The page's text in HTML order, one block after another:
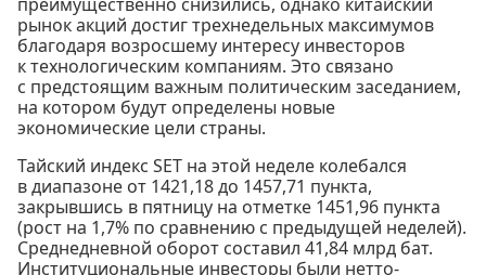
рынок акций достиг трехнедельных максимумов
благодаря возросшему интересу инвесторов
к технологическим компаниям. Это связано
с предстоящим важным политическим заседанием,
на котором будут определены новые
экономические цели страны.
Тайский индекс SET на этой неделе колебался
в диапазоне от 1421,18 до 1457,71 пункта,
закрывшись в пятницу на отметке 1451,96 пункта
(рост на 1,7% по сравнению с предыдущей неделей).
Среднедневной оборот составил 41,84 млрд бат.
Институциональные инвесторы были нетто-